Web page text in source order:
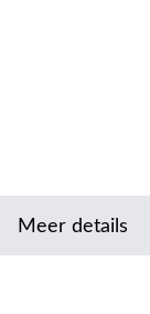
Meer details